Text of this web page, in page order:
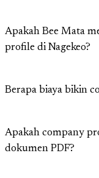
Apakah Bee Mata
profile di Nagekeo?
Berapa biaya bikin
Apakah company
dokumen PDF?